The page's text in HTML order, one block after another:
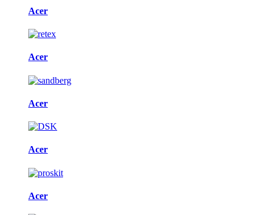
Acer
Acer
Acer
Acer
Acer